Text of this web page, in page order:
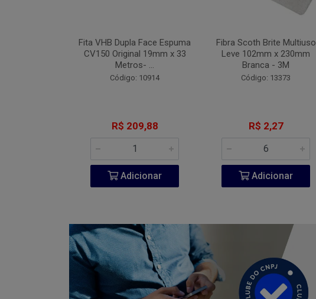
Fita VHB Dupla Face Espuma
CV150 Original 19mm x 33
Metros- ...
Código: 10914
R$ 209,88
Adicionar
Fibra Scoth Brite Multiuso
Leve 102mm x 230mm
Branca - 3M
Código: 13373
R$ 2,27
Adicionar